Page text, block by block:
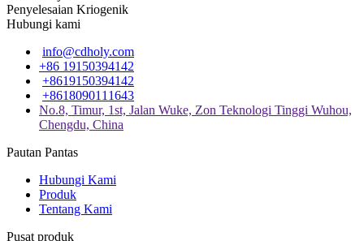
Penyelesaian Kriogenik
Hubungi kami
info@cdholy.com
+86 19150394142
+8619150394142
+8618090111643
No.8, Timur, 1st, Jalan Wuke, Zon Teknologi Tinggi Wuhou,
Chengdu, China
Pautan Pantas
Hubungi Kami
Produk
Tentang Kami
Pusat produk